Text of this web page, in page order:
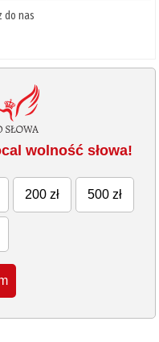
do nas
wolność słowa!
200 zł 500 zł